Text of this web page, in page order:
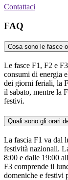
Contattaci
FAQ
Cosa sono le fasce
Le fasce F1, F2 e
consumi di energia
dei giorni feriali, la
il sabato, mentre la
festivi.
Quali sono gli orari
La fascia F1 va dal
festività nazionali.
8:00 e dalle 19:00
F3 comprende il
domeniche e festivi